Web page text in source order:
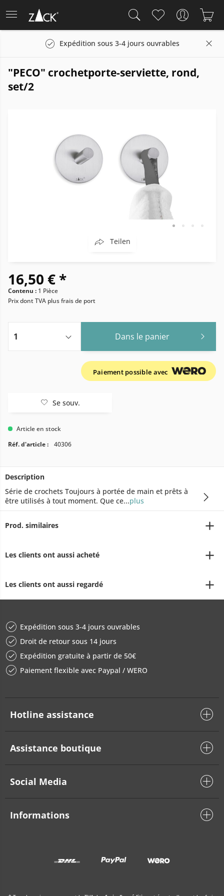
Expédition sous 3-4 jours ouvrables
"PECO" crochetporte-serviette, rond,
set/2
Teilen
16,50 € *
Contenu : 1 Pièce
Prix dont TVA plus frais de port
Dans le panier
Paiement possible avec
Se souv.
Article en stock
Réf. d'article :
40306
Description
Série de crochets Toujours à portée de main et prêts à
être utilisés à tout moment. Que ce...plus
Prod. similaires
Les clients ont aussi acheté
Les clients ont aussi regardé
Expédition sous 3-4 jours ouvrables
Droit de retour sous 14 jours
Expédition gratuite à partir de 50€
Paiement flexible avec Paypal / WERO
Hotline assistance
Assistance boutique
Social Media
Informations